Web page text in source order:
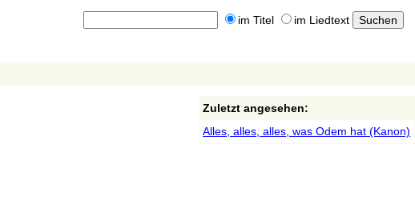
im Titel im Liedtext
Zuletzt angesehen:
Alles, alles, alles, was Odem hat (Kanon)